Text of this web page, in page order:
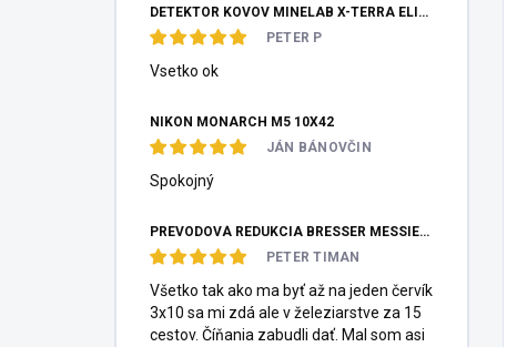
DETEKTOR KOVOV MINELAB X-TERRA ELITE PINPOITER SET
PETER P
Vsetko ok
NIKON MONARCH M5 10X42
JÁN BÁNOVČIN
Spokojný
PREVODOVÁ REDUKCIA BRESSER MESSIER HEXAFOC 1:10
PETER TIMAN
Všetko tak ako ma byť až na jeden červík
3x10 sa mi zdá ale v železiarstve za 15
cestov. Číňania zabudli dať. Mal som asi